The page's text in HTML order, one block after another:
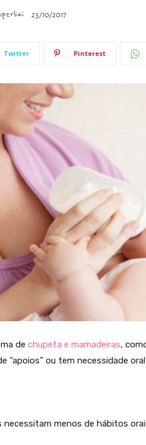
23/10/2017
Twitter Pinterest
de chupeta e mamadeiras,
“apoios” ou tem necessidade
necessitam menos de hábitos